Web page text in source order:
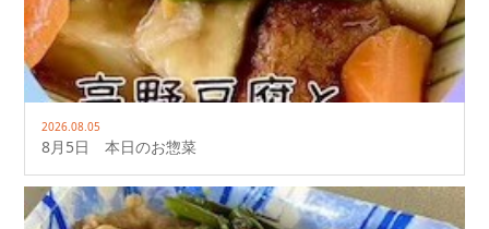
2026.08.05
8月5日 本日のお惣菜